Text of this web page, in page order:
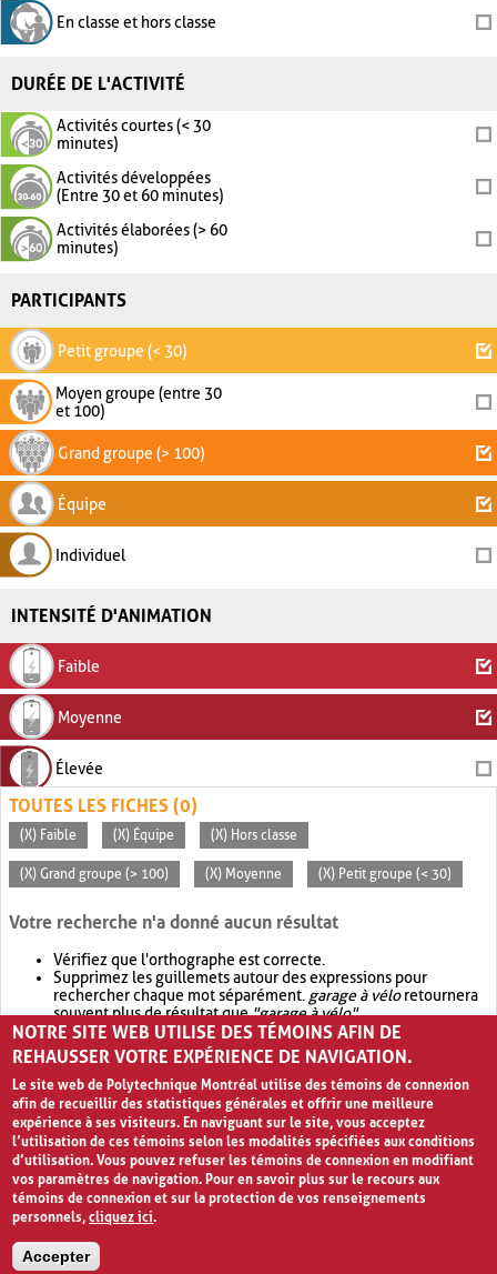
En classe et hors classe
DURÉE DE L'ACTIVITÉ
Activités courtes (< 30
minutes)
Activités développées
(Entre 30 et 60 minutes)
Activités élaborées (> 60
minutes)
PARTICIPANTS
Petit groupe (< 30)
Moyen groupe (entre 30
et 100)
Grand groupe (> 100)
Équipe
Individuel
INTENSITÉ D'ANIMATION
Faible
Moyenne
Élevée
TOUTES LES FICHES (0)
(X) Faible (X) Équipe (X) Hors classe
(X) Grand groupe (> 100) (X) Moyenne (X) Petit groupe (< 30)
Votre recherche n'a donné aucun résultat
Vérifiez que l'orthographe est correcte.
Supprimez les guillemets autour des expressions pour
rechercher chaque mot séparément. garage à véloretournera
souvent plus de résultat que"garage à vélo".
Envisagez d'élargir votre recherche avec OR.garage OR vélo
retournera souvent plus de résultat quegarage à vélo
NOTRE SITE WEB UTILISE DES TÉMOINS AFIN DE
REHAUSSER VOTRE EXPÉRIENCE DE NAVIGATION.
Le site web de Polytechnique Montréal utilise des témoins de connexion
afin de recueillir des statistiques générales et offrir une meilleure
expérience à ses visiteurs. En naviguant sur le site, vous acceptez
l’utilisation de ces témoins selon les modalités spécifiées aux conditions
d’utilisation. Vous pouvez refuser les témoins de connexion en modifiant
vos paramètres de navigation. Pour en savoir plus sur le recours aux
témoins de connexion et sur la protection de vos renseignements
personnels,cliquez ici.
Accepter